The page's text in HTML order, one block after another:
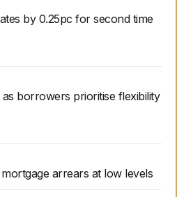
by 0.25pc for second time
borrowers prioritise flexibility
arrears at low levels